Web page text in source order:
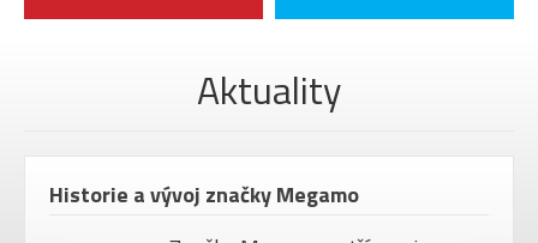
Aktuality
Historie a vývoj značky Megamo